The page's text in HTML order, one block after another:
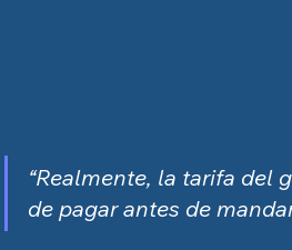
“Realmente, la tarifa del
de pagar antes de